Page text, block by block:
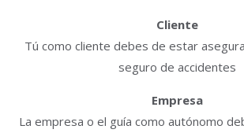
Cliente
Tú como cliente debes de estar
seguro de accidentes
Empresa
La empresa o el guía como autónomo